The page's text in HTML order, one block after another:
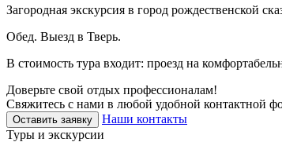
Загородная экскурсия в город рождественской
Обед. Выезд в Тверь.
В стоимость тура входит: проезд на
Доверьте свой отдых профессионалам!
Свяжитесь с нами в любой удобной контактной
Оставить заявку
Наши контакты
Туры и экскурсии